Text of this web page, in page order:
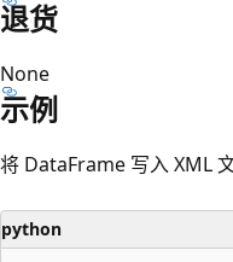
退货
None
示例
将 DataFrame 写入 XML
python